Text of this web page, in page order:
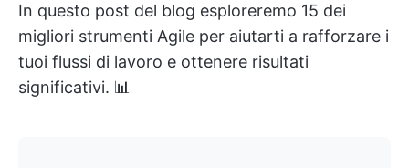
In questo post del blog esploreremo 15 dei
migliori strumenti Agile per aiutarti a rafforzare i
tuoi flussi di lavoro e ottenere risultati
significativi. 📊